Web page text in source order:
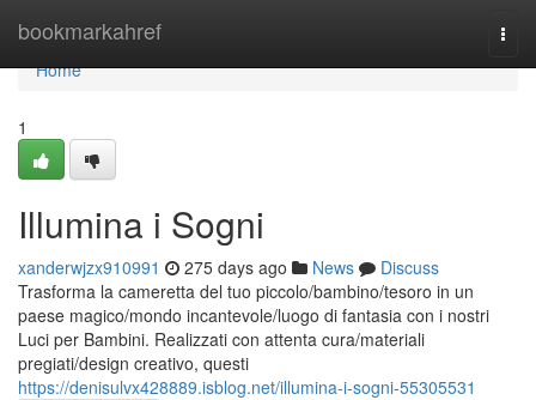
bookmarkahref
Home
Home
1
Illumina i Sogni
xanderwjzx910991 275 days ago News
Discuss
Trasforma la cameretta del tuo piccolo/bambino/tesoro in un
paese magico/mondo incantevole/luogo di fantasia con i nostri
Luci per Bambini. Realizzati con attenta cura/materiali
pregiati/design creativo, questi
https://denisulvx428889.isblog.net/illumina-i-sogni-55305531